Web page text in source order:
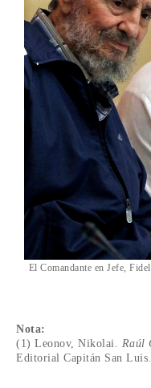
El Comandante en Jefe,
Nota:
(1) Leonov, Nikolai. Raúl
Editorial Capitán San Luis.